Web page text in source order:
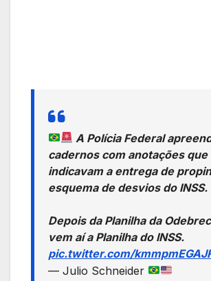
A Polícia Federal
cadernos com anotações que
indicavam a entrega de
esquema de desvios do INSS.
Depois da Planilha da
vem aí a Planilha do INSS.
pic.twitter.com/
— Julio Schneider